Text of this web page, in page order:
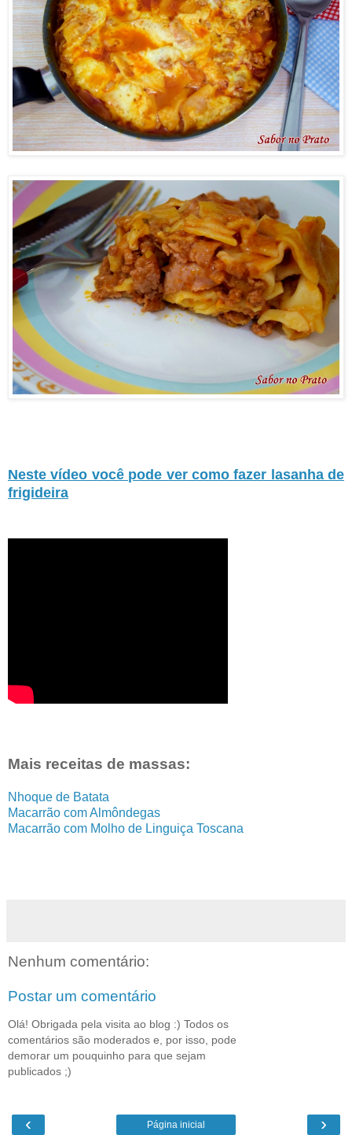
Neste vídeo você pode ver como fazer lasanha de
frigideira
Mais receitas de massas:
Nhoque de Batata
Macarrão com Almôndegas
Macarrão com Molho de Linguiça Toscana
Nenhum comentário:
Postar um comentário
Olá! Obrigada pela visita ao blog :) Todos os
comentários são moderados e, por isso, pode
demorar um pouquinho para que sejam
publicados ;)
‹ ›
Página inicial